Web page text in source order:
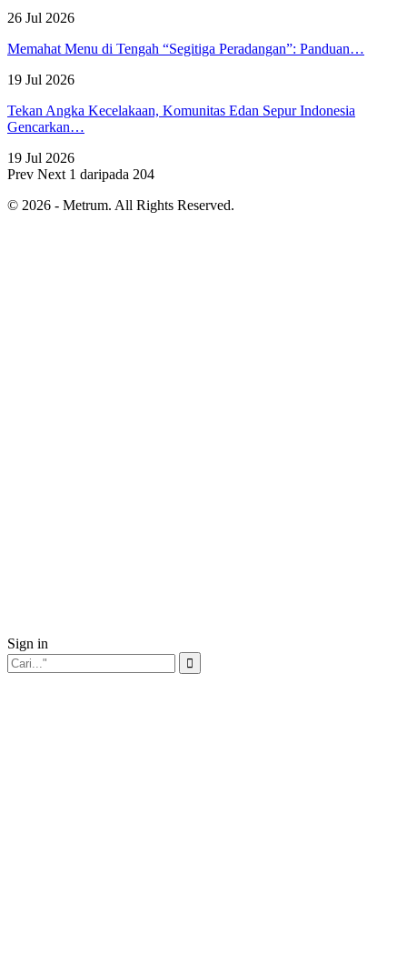
26 Jul 2026
Memahat Menu di Tengah “Segitiga Peradangan”: Panduan…
19 Jul 2026
Tekan Angka Kecelakaan, Komunitas Edan Sepur Indonesia
Gencarkan…
19 Jul 2026
Prev Next 1 daripada 204
© 2026 - Metrum. All Rights Reserved.
Sign in